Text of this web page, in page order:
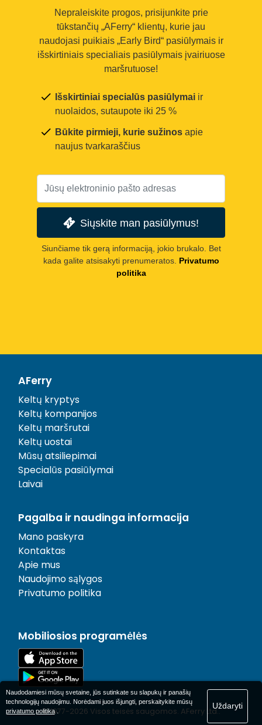
Nepraleiskite progos, prisijunkite prie
tūkstančių „AFerry“ klientų, kurie jau
naudojasi puikiais „Early Bird“ pasiūlymais ir
išskirtiniais specialiais pasiūlymais įvairiuose
maršrutuose!
Išskirtiniai specialūs pasiūlymai ir
nuolaidos, sutaupote iki 25 %
Būkite pirmieji, kurie sužinos apie
naujus tvarkaraščius
Siųskite man pasiūlymus!
Siunčiame tik gerą informaciją, jokio brukalo. Bet
kada galite atsisakyti prenumeratos. Privatumo
politika
AFerry
Keltų kryptys
Keltų kompanijos
Keltų maršrutai
Keltų uostai
Mūsų atsiliepimai
Specialūs pasiūlymai
Laivai
Pagalba ir naudinga informacija
Mano paskyra
Kontaktas
Apie mus
Naudojimo sąlygos
Privatumo politika
Mobiliosios programėlės
© 1977-2026 Visos teisės saugomos. AFerry Ltd..
Naudodamiesi mūsų svetaine, jūs sutinkate su slapukų ir panašių
technologijų naudojimu. Norėdami juos išjungti, perskaitykite mūsų
privatumo politika.
Uždaryti